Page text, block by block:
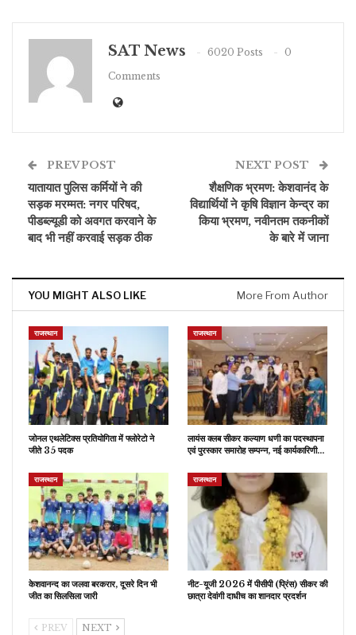
SAT News 6020 Posts
0
Comments
PREV POST
यातायात पुलिस कर्मियों ने की
सड़क मरम्मत: नगर परिषद,
पीडब्ल्यूडी को अवगत करवाने के
बाद भी नहीं करवाई सड़क ठीक
NEXT POST
शैक्षणिक भ्रमण: केशवानंद के
विद्यार्थियों ने कृषि विज्ञान केन्द्र का
किया भ्रमण, नवीनतम तकनीकों
के बारे में जाना
YOU MIGHT ALSO LIKE More From Author
राजस्थान
जोनल एथलेटिक्स प्रतियोगिता में फ्लोरेटो ने
जीते 35 पदक
राजस्थान
लायंस क्लब सीकर कल्याण धणी का पदस्थापना
एवं पुरस्कार समारोह सम्पन्न, नई कार्यकारिणी…
राजस्थान
केशवानन्द का जलवा बरकरार, दूसरे दिन भी
जीत का सिलसिला जारी
राजस्थान
नीट-यूजी 2026 में पीसीपी (प्रिंस) सीकर की
छात्रा देवांगी दाधीच का शानदार प्रदर्शन
PREV NEXT